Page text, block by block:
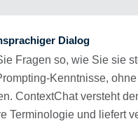
Dialog
Fragen so, wie Sie sie
Kenntnisse,
ContextChat versteht
Terminologie und liefert